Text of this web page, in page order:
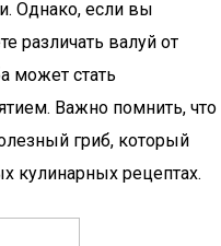
Однако, если вы
различать валуй от
может стать
Важно помнить, что
гриб, который
кулинарных рецептах.